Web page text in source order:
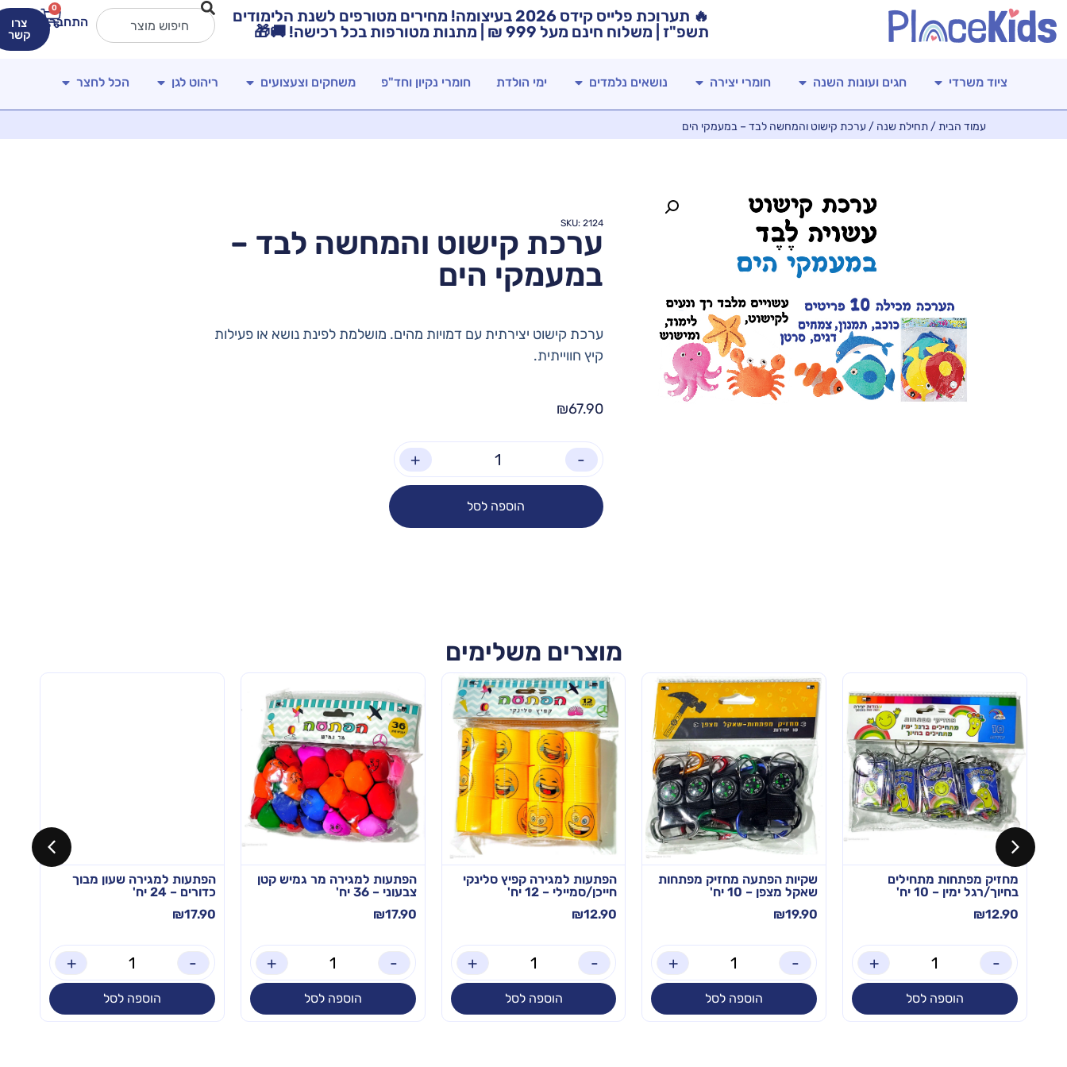
🔥 תערוכת פלייס קידס 2026 בעיצומה! מחירים מטורפים לשנת הלימודים
תשפ"ז | משלוח חינם מעל 999 ₪ | מתנות מטורפות בכל רכישה! 🚚🎁
התחברות
0
צרו
קשר
ציוד משרדי חגים ועונות השנה חומרי יצירה נושאים נלמדים ימי הולדת חומרי נקיון וחד"פ משחקים וצעצועים ריהוט לגן הכל לחצר
עמוד הבית/ תחילת שנה / ערכת קישוט והמחשה לבד – במעמקי הים
SKU: 2124
ערכת קישוט והמחשה לבד –
במעמקי הים
ערכת קישוט יצירתית עם דמויות מהים. מושלמת לפינת נושא או פעילות
קיץ חווייתית.
₪67.90
-
+
הוספה לסל
מוצרים משלימים
מחזיק מפתחות מתחילים
בחיוך/רגל ימין – 10 יח'
₪12.90
-
+
הוספה לסל
שקיות הפתעה מחזיק מפתחות
שאקל מצפן – 10 יח'
₪19.90
-
+
הוספה לסל
הפתעות למגירה קפיץ סלינקי
חייכן/סמיילי – 12 יח'
₪12.90
-
+
הוספה לסל
הפתעות למגירה מר גמיש קטן
צבעוני – 36 יח'
₪17.90
-
+
הוספה לסל
הפתעות למגירה שעון מבוך
כדורים – 24 יח'
₪17.90
-
+
הוספה לסל